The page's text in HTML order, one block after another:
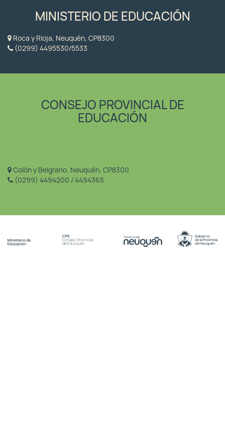
MINISTERIO DE EDUCACIÓN
Roca y Rioja, Neuquén, CP8300
(0299) 4495530/5533
CONSEJO PROVINCIAL DE
EDUCACIÓN
Colón y Belgrano, Neuquén, CP8300
(0299) 4494200 / 4494365